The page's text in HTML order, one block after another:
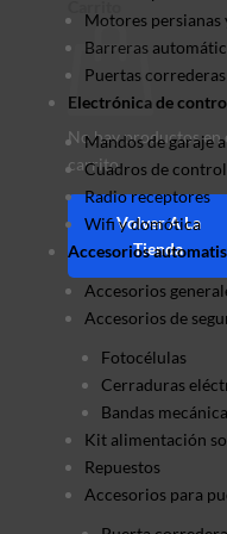
No hay productos en
carrito.
Volver A La
Tienda
Motores persianas
Barreras
Puertas
Electrónica de
Mandos de garaje
Cuadros de control
Radio receptores
Wifi y domótica
Accesorios
Accesorios
Accesorios de
Fotocélulas
Cerraduras
Bandas
Kit alimentación
Repuestos
Accesorios para